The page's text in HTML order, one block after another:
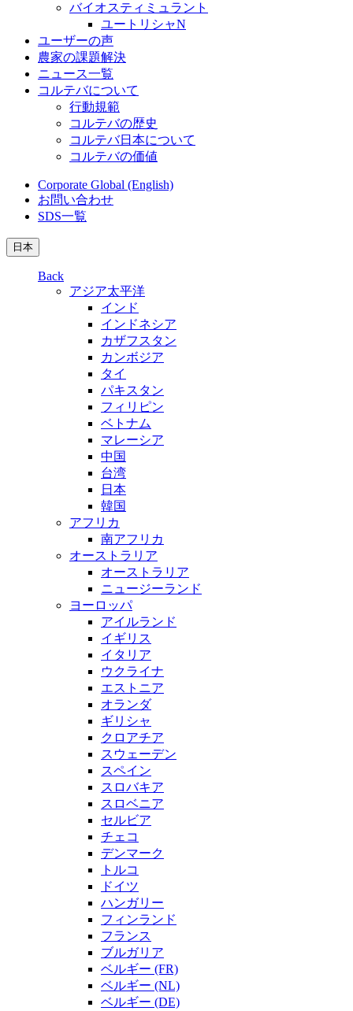
バイオスティミュラント
ユートリシャN
ユーザーの声
農家の課題解決
ニュース一覧
コルテバについて
行動規範
コルテバの歴史
コルテバ日本について
コルテバの価値
Corporate Global (English)
お問い合わせ
SDS一覧
日本
Back
アジア太平洋
インド
インドネシア
カザフスタン
カンボジア
タイ
パキスタン
フィリピン
ベトナム
マレーシア
中国
台湾
日本
韓国
アフリカ
南アフリカ
オーストラリア
オーストラリア
ニュージーランド
ヨーロッパ
アイルランド
イギリス
イタリア
ウクライナ
エストニア
オランダ
ギリシャ
クロアチア
スウェーデン
スペイン
スロバキア
スロベニア
セルビア
チェコ
デンマーク
トルコ
ドイツ
ハンガリー
フィンランド
フランス
ブルガリア
ベルギー (FR)
ベルギー (NL)
ベルギー (DE)